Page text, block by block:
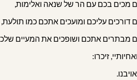
מכים בכם עם הר של שנאה ואלימות,
דורכים עליכם ומועכים אתכם כמו תולעת,
מבתרים אתכם ושופכים את המעיים
זיכרו: